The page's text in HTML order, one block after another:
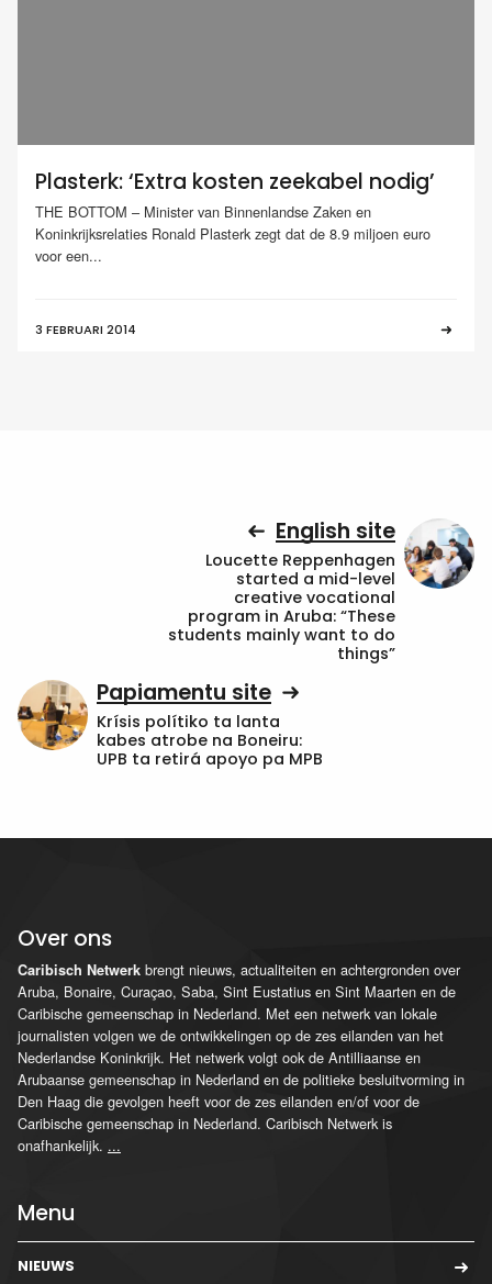
Plasterk: ‘Extra kosten zeekabel nodig’
THE BOTTOM – Minister van Binnenlandse Zaken en
Koninkrijksrelaties Ronald Plasterk zegt dat de 8.9 miljoen euro
voor een...
3 FEBRUARI 2014
English site
Loucette Reppenhagen
started a mid-level
creative vocational
program in Aruba: “These
students mainly want to do
things”
Papiamentu site
Krísis polítiko ta lanta
kabes atrobe na Boneiru:
UPB ta retirá apoyo pa MPB
Over ons
Caribisch Netwerk brengt nieuws, actualiteiten en achtergronden over
Aruba, Bonaire, Curaçao, Saba, Sint Eustatius en Sint Maarten en de
Caribische gemeenschap in Nederland. Met een netwerk van lokale
journalisten volgen we de ontwikkelingen op de zes eilanden van het
Nederlandse Koninkrijk. Het netwerk volgt ook de Antilliaanse en
Arubaanse gemeenschap in Nederland en de politieke besluitvorming in
Den Haag die gevolgen heeft voor de zes eilanden en/of voor de
Caribische gemeenschap in Nederland. Caribisch Netwerk is
onafhankelijk. ...
Menu
NIEUWS